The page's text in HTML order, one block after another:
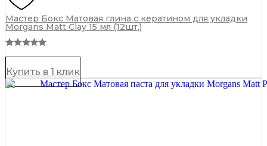
Мастер Бокс Матовая глина с кератином для укладки
Morgans Matt Clay 15 мл (12шт.)
Купить в 1 клик